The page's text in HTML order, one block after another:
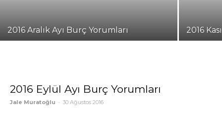
2016 Aralık Ayı Burç Yorumları 2016
2016 Eylül Ayı Burç Yorumları
Jale Muratoğlu - 30 Ağustos 2016